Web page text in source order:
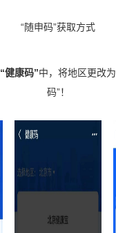
“随申码”获取方式
“健康码”中，将地区更改为
码”！